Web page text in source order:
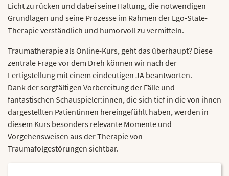
Licht zu rücken und dabei seine Haltung, die notwendigen
Grundlagen und seine Prozesse im Rahmen der Ego-State-
Therapie verständlich und humorvoll zu vermitteln.
Traumatherapie als Online-Kurs, geht das überhaupt? Diese
zentrale Frage vor dem Dreh können wir nach der
Fertigstellung mit einem eindeutigen JA beantworten.
Dank der sorgfältigen Vorbereitung der Fälle und
fantastischen Schauspieler:innen, die sich tief in die von ihnen
dargestellten Patientinnen hereingefühlt haben, werden in
diesem Kurs besonders relevante Momente und
Vorgehensweisen aus der Therapie von
Traumafolgestörungen sichtbar.